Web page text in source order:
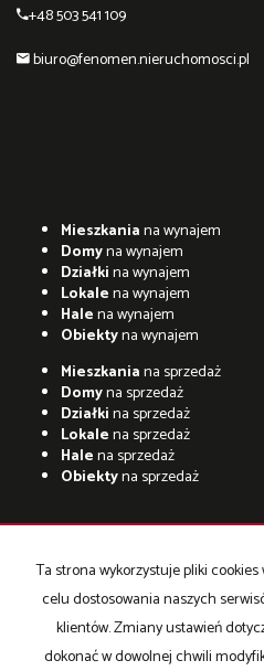
+48 503 541 109
biuro@fenomen.nieruchomosci.pl
Mieszkaniana wynajem
Domyna wynajem
Działkina wynajem
Lokalena wynajem
Halena wynajem
Obiektyna wynajem
Mieszkaniana sprzedaż
Domyna sprzedaż
Działkina sprzedaż
Lokalena sprzedaż
Halena sprzedaż
Obiektyna sprzedaż
adresowo.pl
Strona główna Strona główna O
Oferty Hiszpania Kontakt
Ta strona wykorzystuje pliki
celu dostosowania naszych
klientów. Zmiany ustawień
dokonać w dowolnej chwili